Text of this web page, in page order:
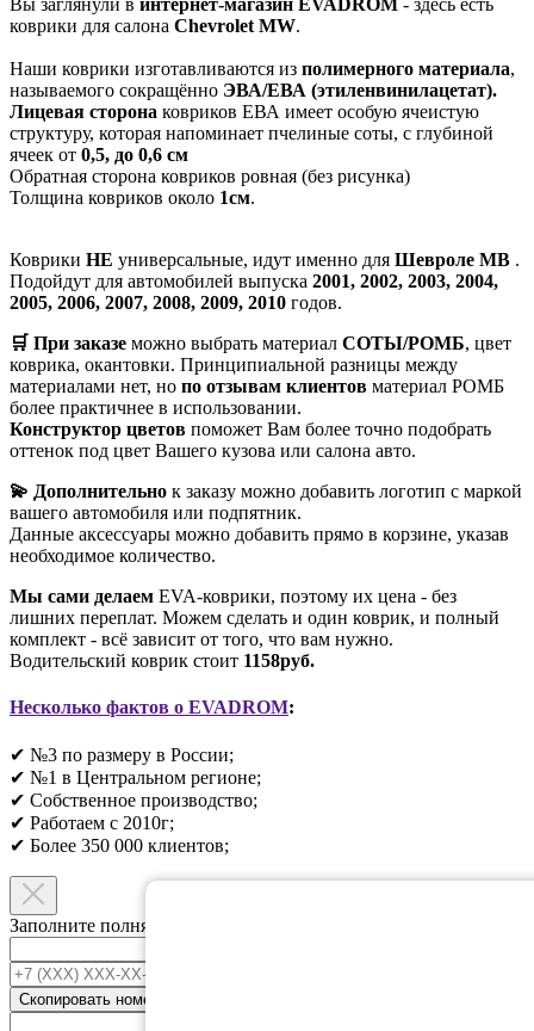
коврики для салона Chevrolet MW.
Наши коврики изготавливаются из полимерного материала,
называемого сокращённо ЭВА/ЕВА (этиленвинилацетат).
Лицевая сторона ковриков ЕВА имеет особую ячеистую
структуру, которая напоминает пчелиные соты, с глубиной
ячеек от 0,5, до 0,6 см
Обратная сторона ковриков ровная (без рисунка)
Толщина ковриков около 1см.
Коврики НЕ универсальные, идут именно для Шевроле МВ .
Подойдут для автомобилей выпуска 2001, 2002, 2003, 2004,
2005, 2006, 2007, 2008, 2009, 2010 годов.
🛒 При заказе можно выбрать материал СОТЫ/РОМБ, цвет
коврика, окантовки. Принципиальной разницы между
материалами нет, но по отзывам клиентов материал РОМБ
более практичнее в использовании.
Конструктор цветов поможет Вам более точно подобрать
оттенок под цвет Вашего кузова или салона авто.
💫 Дополнительно к заказу можно добавить логотип с маркой
вашего автомобиля или подпятник.
Данные аксессуары можно добавить прямо в корзине, указав
необходимое количество.
Мы сами делаем EVA-коврики, поэтому их цена - без
лишних переплат. Можем сделать и один коврик, и полный
комплект - всё зависит от того, что вам нужно.
Водительский коврик стоит 1158руб.
Несколько фактов о EVADROM:
✔ №3 по размеру в России;
✔ №1 в Центральном регионе;
✔ Собственное производство;
✔ Работаем с 2010г;
✔ Более 350 000 клиентов;​
Заполните полня ниже и мы свяжемся с вами.
Скопировать номер